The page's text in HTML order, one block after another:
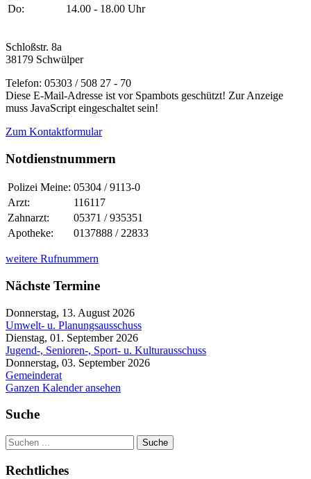
Do:
14.00 - 18.00 Uhr
Schloßstr. 8a
38179 Schwülper
Telefon: 05303 / 508 27 - 70
Diese E-Mail-Adresse ist vor Spambots geschützt! Zur Anzeige
muss JavaScript eingeschaltet sein!
Zum Kontaktformular
Notdienstnummern
Polizei Meine: 05304 / 9113-0
Arzt:
116117
Zahnarzt:
05371 / 935351
Apotheke:
0137888 / 22833
weitere Rufnummern
Nächste Termine
Donnerstag, 13. August 2026
Umwelt- u. Planungsausschuss
Dienstag, 01. September 2026
Jugend-, Senioren-, Sport- u. Kulturausschuss
Donnerstag, 03. September 2026
Gemeinderat
Ganzen Kalender ansehen
Suche
Suche
Rechtliches